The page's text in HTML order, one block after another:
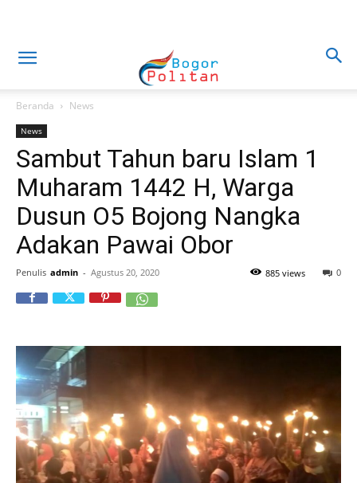
Beranda News
News
Sambut Tahun baru Islam 1
Muharam 1442 H, Warga
Dusun O5 Bojong Nangka
Adakan Pawai Obor
Penulis admin - Agustus 20, 2020 0
885 views